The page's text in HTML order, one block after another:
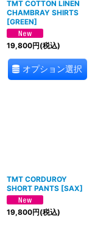
TMT COTTON LINEN
CHAMBRAY SHIRTS
[GREEN]
19,800円(税込)
オプション選択
TMT CORDUROY
SHORT PANTS [SAX]
19,800円(税込)